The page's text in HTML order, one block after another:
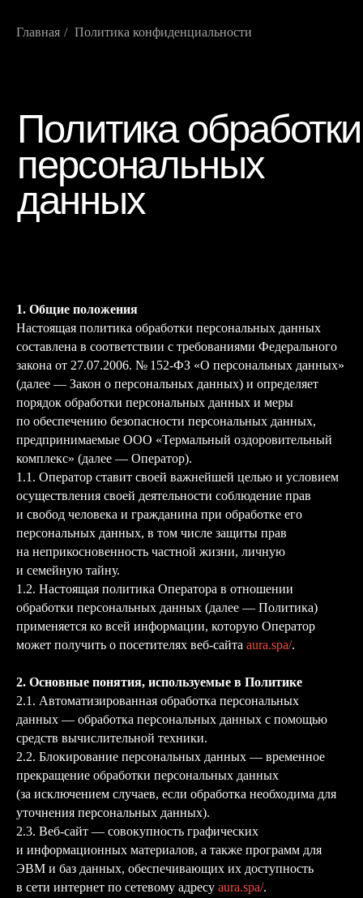
Главная / Политика конфиденциальности
персональных
данных
1. Общие положения
Настоящая политика обработки персональных данных
составлена в соответствии с требованиями Федерального
закона от 27.07.2006. № 152-ФЗ «О персональных данных»
(далее — Закон о персональных данных) и определяет
порядок обработки персональных данных и меры
по обеспечению безопасности персональных данных,
предпринимаемые ООО «Термальный оздоровительный
комплекс» (далее — Оператор).
1.1. Оператор ставит своей важнейшей целью и условием
осуществления своей деятельности соблюдение прав
и свобод человека и гражданина при обработке его
персональных данных, в том числе защиты прав
на неприкосновенность частной жизни, личную
и семейную тайну.
1.2. Настоящая политика Оператора в отношении
обработки персональных данных (далее — Политика)
применяется ко всей информации, которую Оператор
может получить о посетителях веб-сайта aura.spa/.
2. Основные понятия, используемые в Политике
2.1. Автоматизированная обработка персональных
данных — обработка персональных данных с помощью
средств вычислительной техники.
2.2. Блокирование персональных данных — временное
прекращение обработки персональных данных
(за исключением случаев, если обработка необходима для
уточнения персональных данных).
2.3. Веб-сайт — совокупность графических
и информационных материалов, а также программ для
ЭВМ и баз данных, обеспечивающих их доступность
в сети интернет по сетевому адресу aura.spa/.